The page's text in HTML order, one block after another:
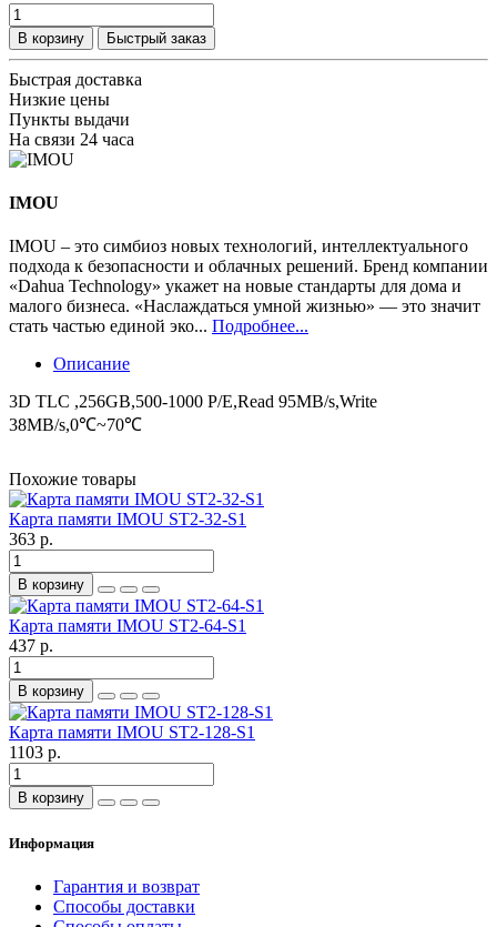
В корзину Быстрый заказ
Быстрая доставка
Низкие цены
Пункты выдачи
На связи 24 часа
IMOU
IMOU – это симбиоз новых технологий, интеллектуального
подхода к безопасности и облачных решений. Бренд компании
«Dahua Technology» укажет на новые стандарты для дома и
малого бизнеса. «Наслаждаться умной жизнью» — это значит
стать частью единой эко... Подробнее...
Описание
3D TLC ,256GB,500-1000 P/E,Read 95MB/s,Write
38MB/s,0℃~70℃
Похожие товары
Карта памяти IMOU ST2-32-S1
363 р.
В корзину
Карта памяти IMOU ST2-64-S1
437 р.
В корзину
Карта памяти IMOU ST2-128-S1
1103 р.
В корзину
Информация
Гарантия и возврат
Способы доставки